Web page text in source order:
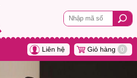
Liên hệ Giỏ hàng 0